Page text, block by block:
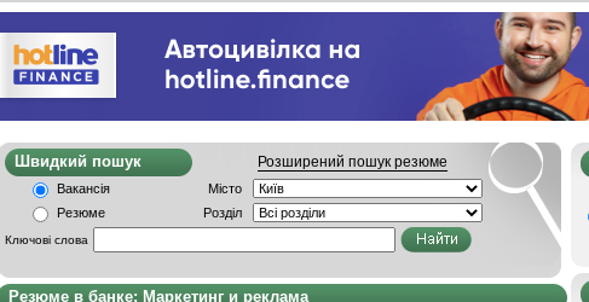
Швидкий пошук Розширений пошук резюме
Вакансія
Місто
Резюме
Розділ
Ключові слова
Резюме в банке: Маркетинг и реклама